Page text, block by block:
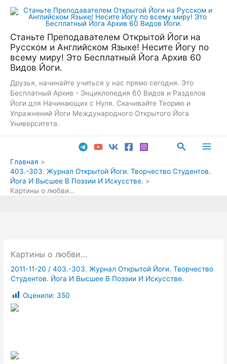
Перейти
Станьте Преподавателем Открытой Йоги на
Русском и Английском Языке! Несите Йогу по
всему миру! Это Бесплатный Йога Архив 60
Видов Йоги.
Друзья, начинайте учиться у нас прямо сегодня. Это
Бесплатный Архив - Энциклопедия 60 Видов и Разделов
Йоги для Начинающих с Нуля. Скачивайте Теорию и
Упражнений Йоги Международного Открытого Йога
Университета.
Поиск
Главная
403.-303. Журнал Открытой Йоги. Творчество Студентов.
Йога И Высшее В Поэзии И Искусстве.
Картины о любви…
Картины о любви…
2011-11-20 /403.-303. Журнал Открытой Йоги. Творчество
Студентов. Йога И Высшее В Поэзии И Искусстве.
Оценили: 350